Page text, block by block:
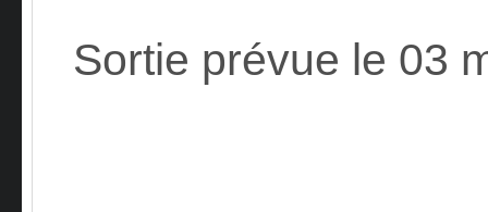
Sortie prévue le 03